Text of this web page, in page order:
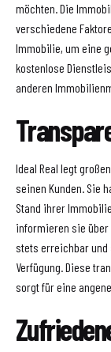
möchten. Die
verschiedene
Immobilie, um eine
kostenlose
anderen
Ideal Real legt
seinen Kunden. Sie
Stand ihrer
informieren sie über
stets erreichbar und
Verfügung. Diese
sorgt für eine